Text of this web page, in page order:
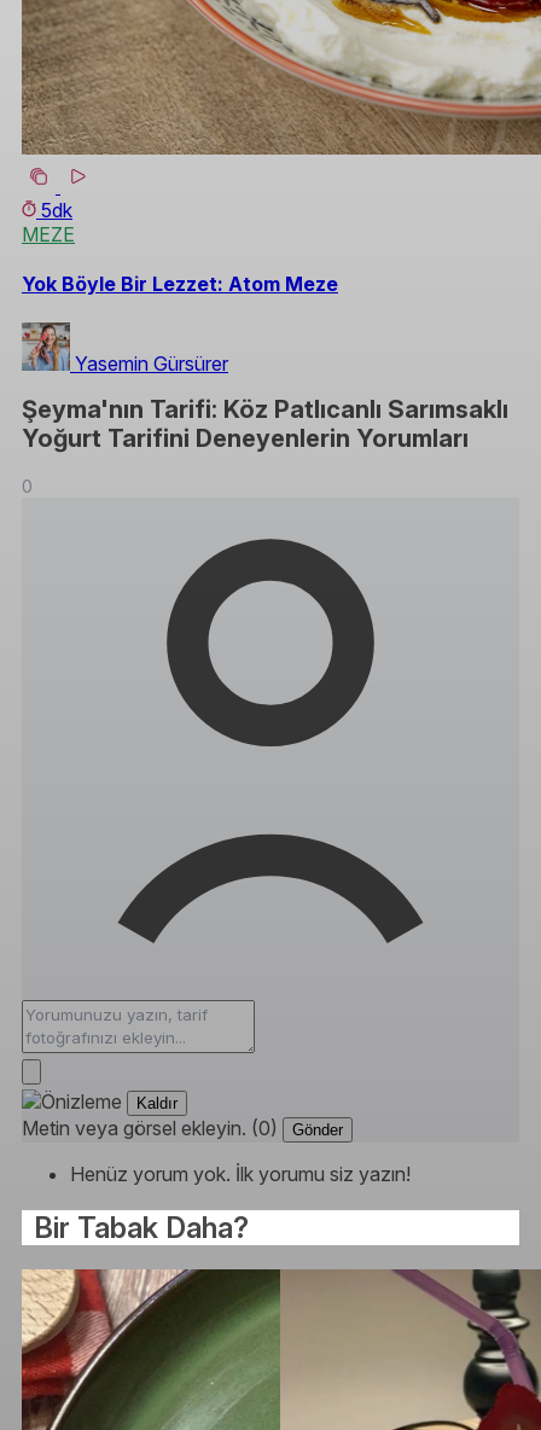
5dk
MEZE
Yok Böyle Bir Lezzet: Atom Meze
Yasemin Gürsürer
Şeyma'nın Tarifi: Köz Patlıcanlı Sarımsaklı
Yoğurt Tarifini Deneyenlerin Yorumları
0
Kaldır
Metin veya görsel ekleyin. (0) Gönder
Henüz yorum yok. İlk yorumu siz yazın!
Bir Tabak Daha?